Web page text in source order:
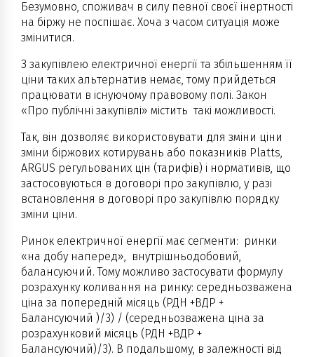
Безумовно, споживач в силу певної своєї інертності
на біржу не поспішає. Хоча з часом ситуація може
змінитися.
З закупівлею електричної енергії та збільшенням її
ціни таких альтернатив немає, тому прийдеться
працювати в існуючому правовому полі. Закон
«Про публічні закупівлі» містить такі можливості.
Так, він дозволяє використовувати для зміни ціни
зміни біржових котирувань або показників Platts,
ARGUS регульованих цін (тарифів) і нормативів, що
застосовуються в договорі про закупівлю, у разі
встановлення в договорі про закупівлю порядку
зміни ціни.
Ринок електричної енергії має сегменти: ринки
«на добу наперед», внутрішньодобовий,
балансуючий. Тому можливо застосувати формулу
розрахунку коливання на ринку: середньозважена
ціна за попередній місяць (РДН +ВДР +
Балансуючий )/3) / (середньозважена ціна за
розрахунковий місяць (РДН +ВДР +
Балансуючий)/3). В подальшому, в залежності від